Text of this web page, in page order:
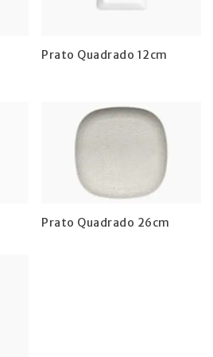
Prato Quadrado 12cm
Prato Quadrado 26cm